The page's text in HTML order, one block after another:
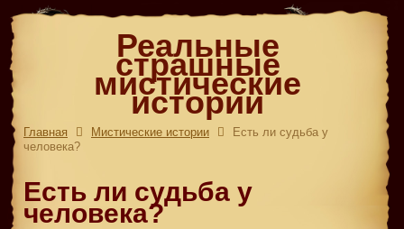
Реальные
страшные
мистические
истории
Главная Мистические истории
Есть ли судьба у
человека?
Есть ли судьба у
человека?